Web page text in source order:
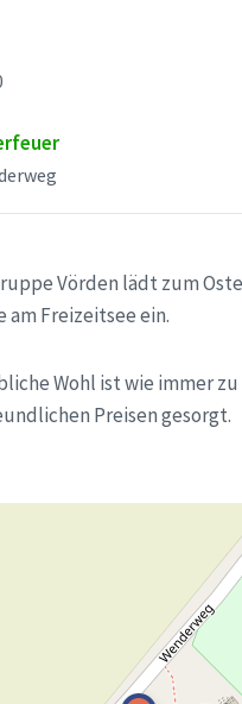
Vörden lädt zum
Freizeitsee ein.
Wohl ist wie immer zu
Preisen gesorgt.